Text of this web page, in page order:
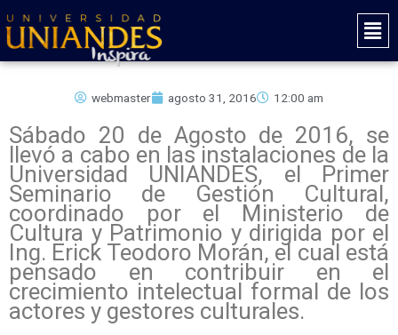
al
contenido
Main
webmaster agosto 31, 2016 12:00 am
Sábado 20 de Agosto de 2016, se
llevó a cabo en las instalaciones de la
Universidad UNIANDES, el Primer
Seminario de Gestión Cultural,
coordinado por el Ministerio de
Cultura y Patrimonio y dirigida por el
Ing. Erick Teodoro Morán, el cual está
pensado en contribuir en el
crecimiento intelectual formal de los
actores y gestores culturales.